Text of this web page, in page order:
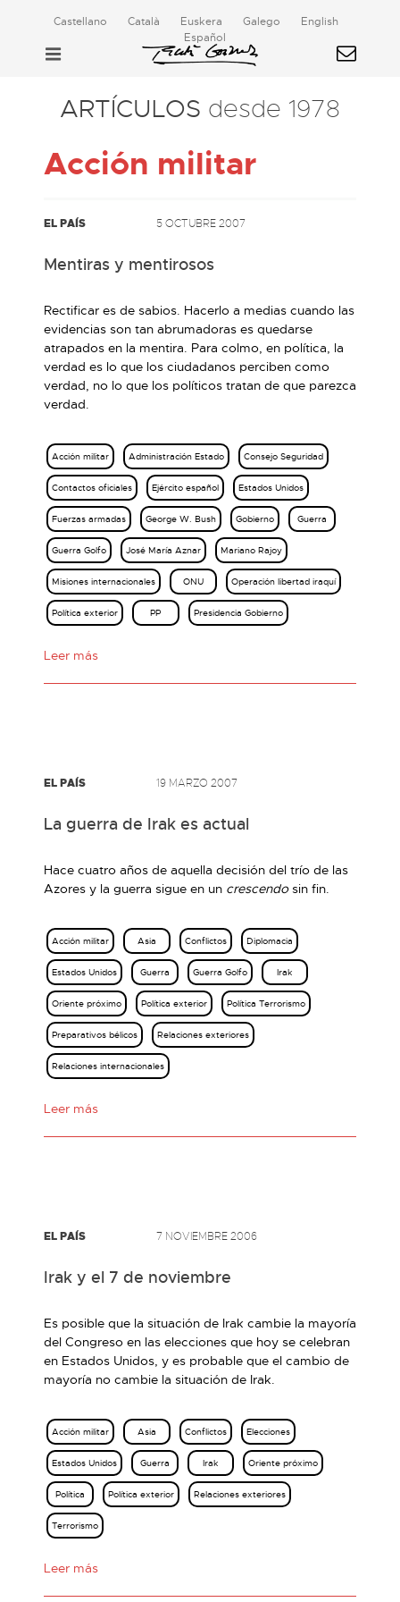
Castellano Català Euskera Galego
English
Español
ARTÍCULOS desde 1978
Acción militar
EL PAÍS 5 OCTUBRE 2007
Mentiras y mentirosos
Rectificar es de sabios. Hacerlo a medias cuando las
evidencias son tan abrumadoras es quedarse
atrapados en la mentira. Para colmo, en política, la
verdad es lo que los ciudadanos perciben como
verdad, no lo que los políticos tratan de que parezca
verdad.
Acción militar Administración Estado Consejo Seguridad
Contactos oficiales Ejército español Estados Unidos
Fuerzas armadas George W. Bush Gobierno Guerra
Guerra Golfo José María Aznar Mariano Rajoy
Misiones internacionales ONU Operación libertad iraquí
Política exterior PP Presidencia Gobierno
Leer más
EL PAÍS 19 MARZO 2007
La guerra de Irak es actual
Hace cuatro años de aquella decisión del trío de las
Azores y la guerra sigue en un crescendosin fin.
Acción militar Asia Conflictos Diplomacia
Estados Unidos Guerra Guerra Golfo Irak
Oriente próximo Política exterior Política Terrorismo
Preparativos bélicos Relaciones exteriores
Relaciones internacionales
Leer más
EL PAÍS 7 NOVIEMBRE 2006
Irak y el 7 de noviembre
Es posible que la situación de Irak cambie la mayoría
del Congreso en las elecciones que hoy se celebran
en Estados Unidos, y es probable que el cambio de
mayoría no cambie la situación de Irak.
Acción militar Asia Conflictos Elecciones
Estados Unidos Guerra Irak Oriente próximo
Política Política exterior Relaciones exteriores
Terrorismo
Leer más